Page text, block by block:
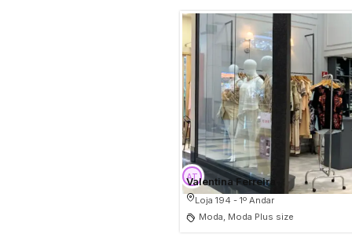
Valentina Ferreira
Loja 194 - 1º Andar
Moda, Moda Plus size